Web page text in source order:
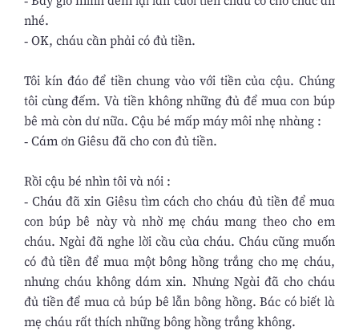
nhé.
- OK, cháu cần phải có đủ tiền.
Tôi kín đáo để tiền chung vào với tiền của cậu. Chúng
tôi cùng đếm. Và tiền không những đủ để mua con búp
bê mà còn dư nữa. Cậu bé mấp máy môi nhẹ nhàng :
- Cám ơn Giêsu đã cho con đủ tiền.
Rồi cậu bé nhìn tôi và nói :
- Cháu đã xin Giêsu tìm cách cho cháu đủ tiền để mua
con búp bê này và nhờ mẹ cháu mang theo cho em
cháu. Ngài đã nghe lời cầu của cháu. Cháu cũng muốn
có đủ tiền để mua một bông hồng trắng cho mẹ cháu,
nhưng cháu không dám xin. Nhưng Ngài đã cho cháu
đủ tiền để mua cả búp bê lẫn bông hồng. Bác có biết là
mẹ cháu rất thích những bông hồng trắng không.